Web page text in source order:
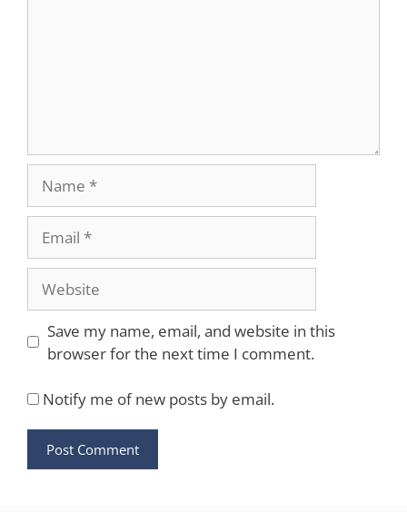
Website
Save my name, email, and website in this
browser for the next time I comment.
Notify me of new posts by email.